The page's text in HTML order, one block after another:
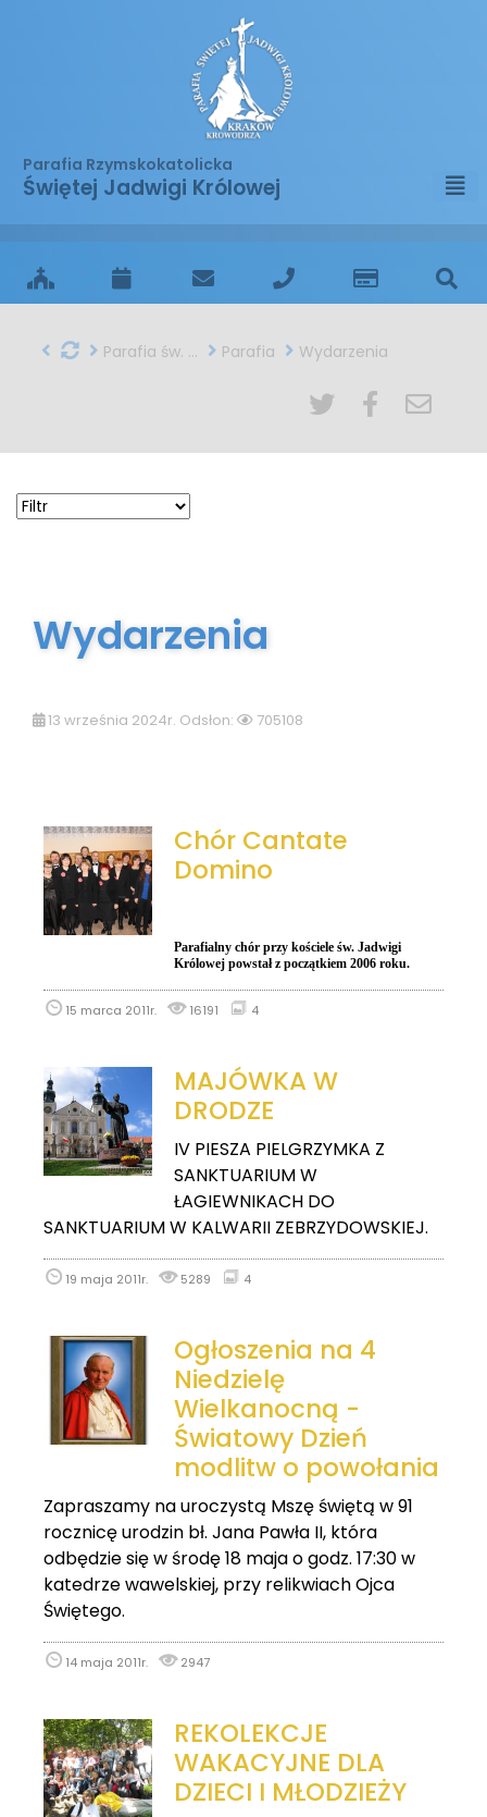
Parafia Rzymskokatolicka
Świętej Jadwigi Królowej
Parafia św. Jadwigi w Krakowie Parafia Wydarzenia
Wydarzenia
13 września 2024r. Odsłon: 705108
Chór Cantate
Domino
Parafialny chór przy kościele św. Jadwigi
Królowej powstał z początkiem 2006 roku.
15 marca 2011r. 16191 4
MAJÓWKA W
DRODZE
IV PIESZA PIELGRZYMKA Z
SANKTUARIUM W
ŁAGIEWNIKACH DO
SANKTUARIUM W KALWARII ZEBRZYDOWSKIEJ.
19 maja 2011r. 5289 4
Ogłoszenia na 4
Niedzielę
Wielkanocną -
Światowy Dzień
modlitw o powołania
Zapraszamy na uroczystą Mszę świętą w 91
rocznicę urodzin bł. Jana Pawła II, która
odbędzie się w środę 18 maja o godz. 17:30 w
katedrze wawelskiej, przy relikwiach Ojca
Świętego.
14 maja 2011r. 2947
REKOLEKCJE
WAKACYJNE DLA
DZIECI I MŁODZIEŻY